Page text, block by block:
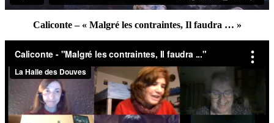
Caliconte – « Malgré les contraintes, Il faudra … »